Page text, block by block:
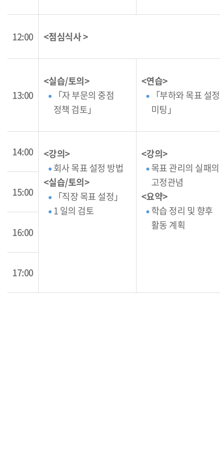
12:00 <점심식사 >
13:00
<실습/토의>
「자 부문의 중점
정책 검토」
<연습>
「부하와 목표 설정
미팅」
14:00
<강의>
회사 목표 설정 방법
<실습/토의>
「직장 목표 설정」
1 일의 검토
<강의>
목표 관리의 실패의
고정관념
<요약>
학습 정리 및 향후
활동 계획
15:00
16:00
17:00